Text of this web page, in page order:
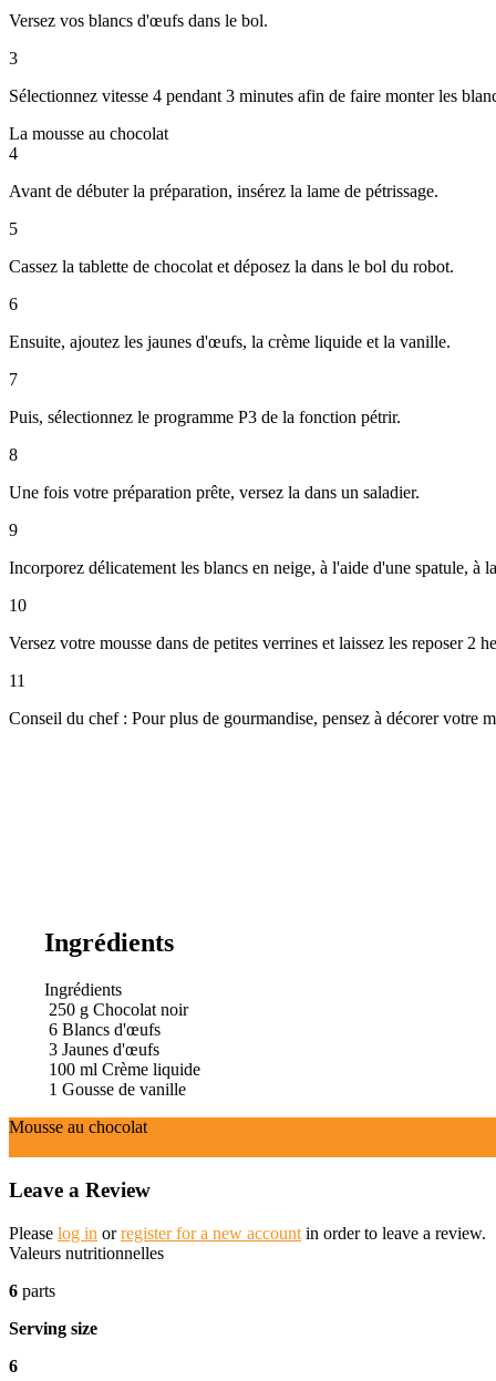
Versez vos blancs d'œufs dans le bol.
3
Sélectionnez vitesse 4 pendant 3 minutes afin de faire monter les
La mousse au chocolat
4
Avant de débuter la préparation, insérez la lame de pétrissage.
5
Cassez la tablette de chocolat et déposez la dans le bol du robot.
6
Ensuite, ajoutez les jaunes d'œufs, la crème liquide et la vanille.
7
Puis, sélectionnez le programme P3 de la fonction pétrir.
8
Une fois votre préparation prête, versez la dans un saladier.
9
Incorporez délicatement les blancs en neige, à l'aide d'une spatule, à
10
Versez votre mousse dans de petites verrines et laissez les reposer 2
11
Conseil du chef : Pour plus de gourmandise, pensez à décorer votre
Ingrédients
Ingrédients
250 g Chocolat noir
6 Blancs d'œufs
3 Jaunes d'œufs
100 ml Crème liquide
1 Gousse de vanille
Mousse au chocolat
Leave a Review
Please log in orregister for a new account in order to leave a review.
Valeurs nutritionnelles
6 parts
Serving size
6